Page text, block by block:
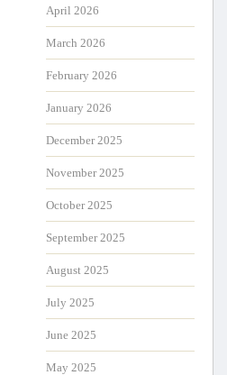
April 2026
March 2026
February 2026
January 2026
December 2025
November 2025
October 2025
September 2025
August 2025
July 2025
June 2025
May 2025